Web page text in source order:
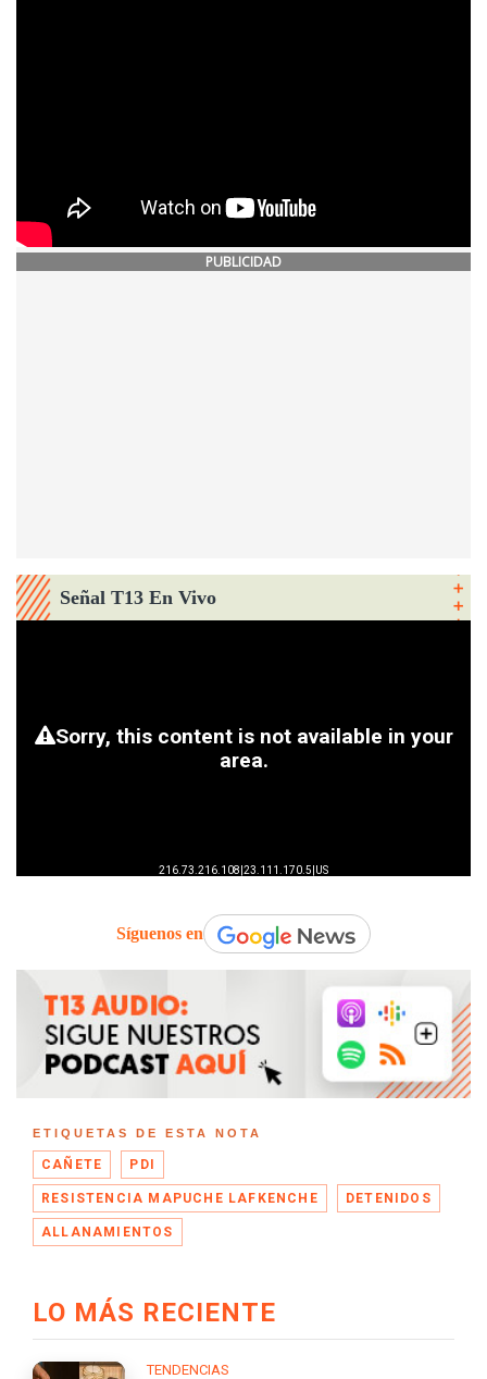
PUBLICIDAD
Señal T13 En Vivo
Síguenos en
ETIQUETAS DE ESTA NOTA
CAÑETE PDI
RESISTENCIA MAPUCHE LAFKENCHE DETENIDOS
ALLANAMIENTOS
LO MÁS RECIENTE
TENDENCIAS